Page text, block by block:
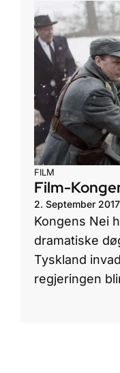
FILM
Film-
2. September 2017
Kongens Nei
dramatiske
Tyskland
regjeringen